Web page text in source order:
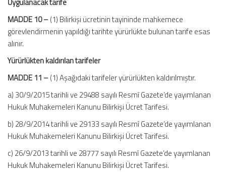
MADDE 10 –(1) Bilirkişi ücretinin tayininde mahkemece
görevlendirmenin yapıldığı tarihte yürürlükte bulunan tarife esas
alınır.
Yürürlükten kaldırılan tarifeler
MADDE 11 –(1) Aşağıdaki tarifeler yürürlükten kaldırılmıştır.
a) 30/9/2015 tarihli ve 29488 sayılı Resmî Gazete’de yayımlanan
Hukuk Muhakemeleri Kanunu Bilirkişi Ücret Tarifesi.
b) 28/9/2014 tarihli ve 29133 sayılı Resmî Gazete’de yayımlanan
Hukuk Muhakemeleri Kanunu Bilirkişi Ücret Tarifesi.
c) 26/9/2013 tarihli ve 28777 sayılı Resmî Gazete’de yayımlanan
Hukuk Muhakemeleri Kanunu Bilirkişi Ücret Tarifesi.